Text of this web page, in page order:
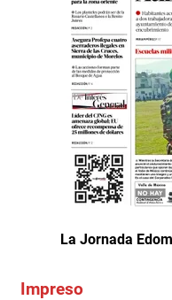
La Jornada
Impreso